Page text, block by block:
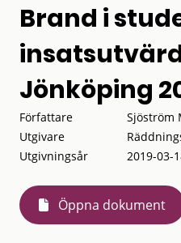
Brand i
Jönköping
Författare
Sjöström
Utgivare
Utgivningsår
2019-03-
Öppna dokument